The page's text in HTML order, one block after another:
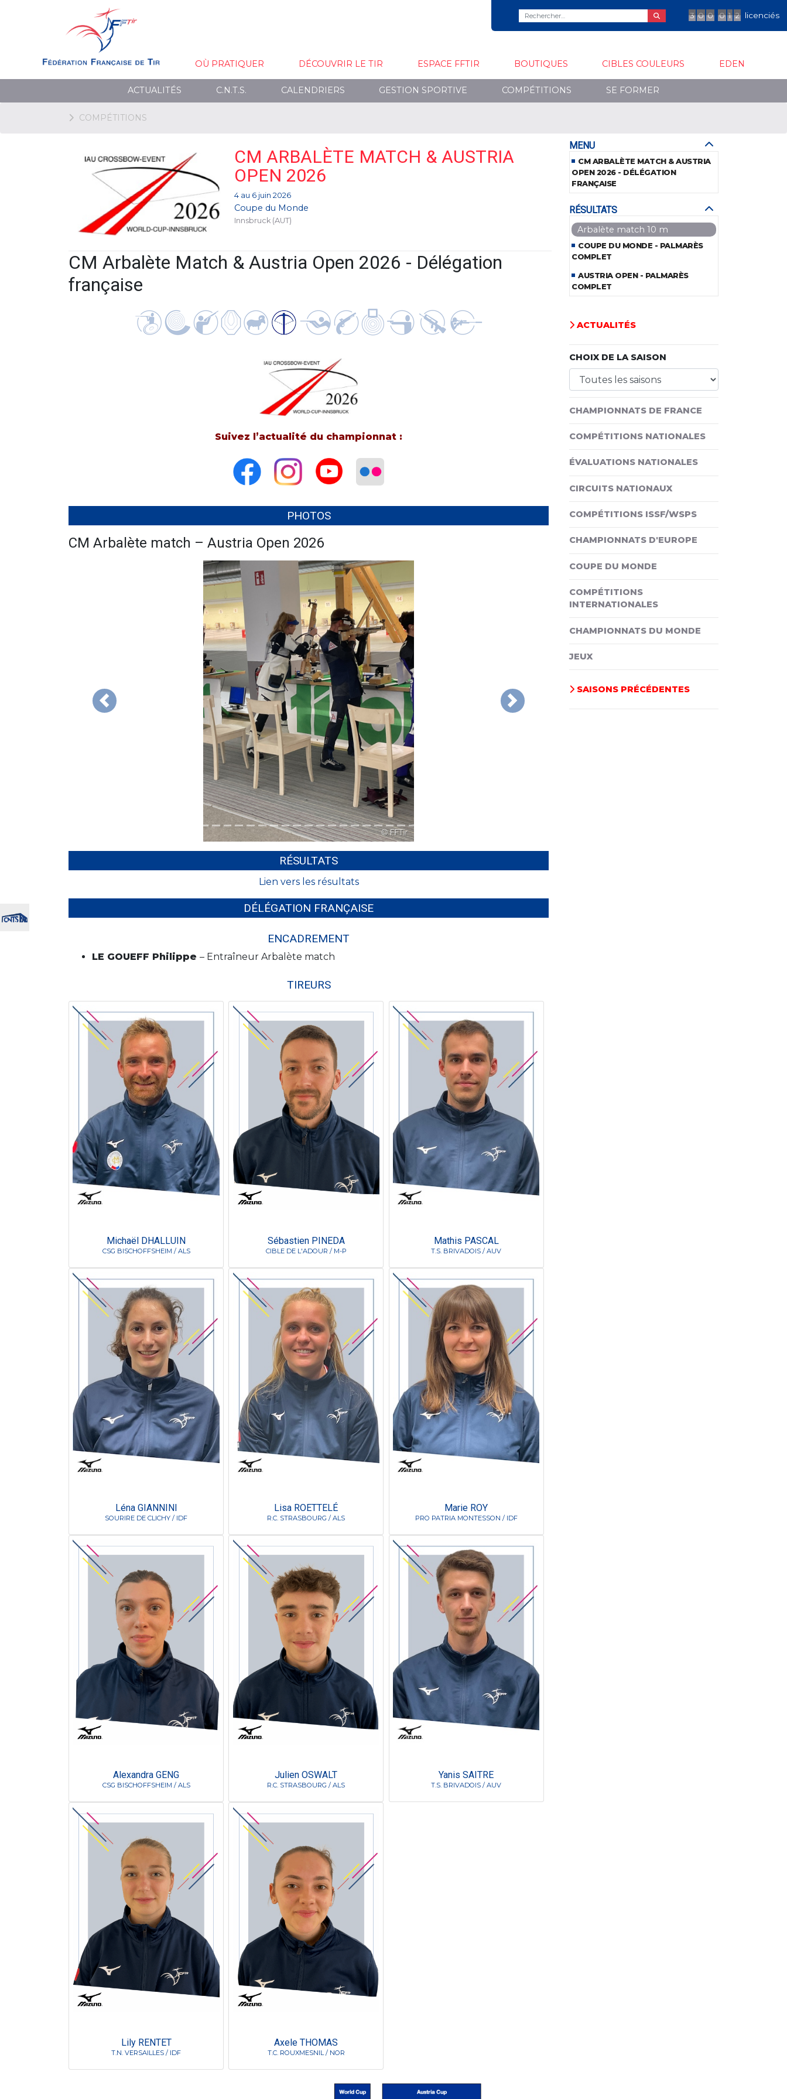
3 0 0 0 1 2 licenciés
OÙ PRATIQUER DÉCOUVRIR LE TIR ESPACE FFTIR BOUTIQUES CIBLES COULEURS EDEN
ACTUALITÉS C.N.T.S. CALENDRIERS GESTION SPORTIVE COMPÉTITIONS SE FORMER
COMPÉTITIONS
CM ARBALÈTE MATCH & AUSTRIA
OPEN 2026
4 au 6 juin 2026
Coupe du Monde
Innsbruck (AUT)
CM Arbalète Match & Austria Open 2026 - Délégation
française
Suivez l’actualité du championnat :
PHOTOS
CM Arbalète match – Austria Open 2026
Précédent Suivant
RÉSULTATS
Lien vers les résultats
DÉLÉGATION FRANÇAISE
ENCADREMENT
LE GOUEFF Philippe – Entraîneur Arbalète match
TIREURS
Michaël DHALLUIN
CSG BISCHOFFSHEIM / ALS
Sébastien PINEDA
CIBLE DE L'ADOUR / M-P
Mathis PASCAL
T.S. BRIVADOIS / AUV
Léna GIANNINI
SOURIRE DE CLICHY / IDF
Lisa ROETTELÉ
R.C. STRASBOURG / ALS
Marie ROY
PRO PATRIA MONTESSON / IDF
Alexandra GENG
CSG BISCHOFFSHEIM / ALS
Julien OSWALT
R.C. STRASBOURG / ALS
Yanis SAITRE
T.S. BRIVADOIS / AUV
Lily RENTET
T.N. VERSAILLES / IDF
Axele THOMAS
T.C. ROUXMESNIL / NOR
MENU
CM ARBALÈTE MATCH & AUSTRIA
OPEN 2026 - DÉLÉGATION
FRANÇAISE
RÉSULTATS
Arbalète match 10 m
COUPE DU MONDE - PALMARÈS
COMPLET
AUSTRIA OPEN - PALMARÈS
COMPLET
ACTUALITÉS
CHOIX DE LA SAISON
CHAMPIONNATS DE FRANCE
COMPÉTITIONS NATIONALES
ÉVALUATIONS NATIONALES
CIRCUITS NATIONAUX
COMPÉTITIONS ISSF/WSPS
CHAMPIONNATS D'EUROPE
COUPE DU MONDE
COMPÉTITIONS
INTERNATIONALES
CHAMPIONNATS DU MONDE
JEUX
SAISONS PRÉCÉDENTES